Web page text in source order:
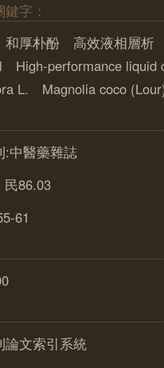
字：
和厚朴酚 高效液相層
High-performance
L. Magnolia coco
:中醫藥雜誌
民86.03
61
論文索引系統